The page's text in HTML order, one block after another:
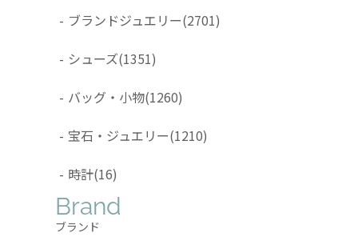
- ブランドジュエリー(2701)
- シューズ(1351)
- バッグ・小物(1260)
- 宝石・ジュエリー(1210)
- 時計(16)
Brand
ブランド